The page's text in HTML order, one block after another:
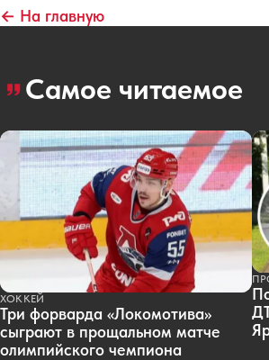
← На главную
Самое читаемое
ХОККЕЙ
Три форварда «Локомотива»
сыграют в прощальном матче
олимпийского чемпиона